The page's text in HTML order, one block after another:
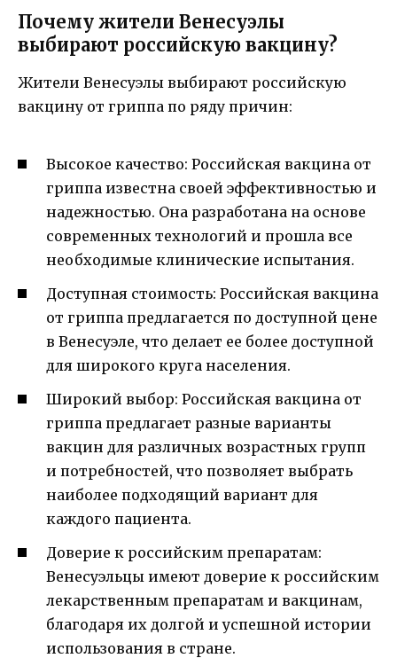
Почему жители Венесуэлы
выбирают российскую вакцину?
Жители Венесуэлы выбирают российскую
вакцину от гриппа по ряду причин:
Высокое качество: Российская вакцина от
гриппа известна своей эффективностью и
надежностью. Она разработана на основе
современных технологий и прошла все
необходимые клинические испытания.
Доступная стоимость: Российская вакцина
от гриппа предлагается по доступной цене
в Венесуэле, что делает ее более доступной
для широкого круга населения.
Широкий выбор: Российская вакцина от
гриппа предлагает разные варианты
вакцин для различных возрастных групп
и потребностей, что позволяет выбрать
наиболее подходящий вариант для
каждого пациента.
Доверие к российским препаратам:
Венесуэльцы имеют доверие к российским
лекарственным препаратам и вакцинам,
благодаря их долгой и успешной истории
использования в стране.